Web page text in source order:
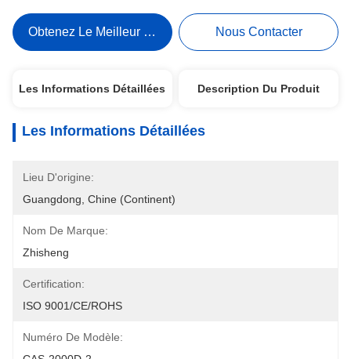
Obtenez Le Meilleur Prix Nous Contacter
Les Informations Détaillées Description Du Produit
Les Informations Détaillées
Lieu D'origine:
Guangdong, Chine (continent)
Nom De Marque:
Zhisheng
Certification:
ISO 9001/CE/ROHS
Numéro De Modèle: